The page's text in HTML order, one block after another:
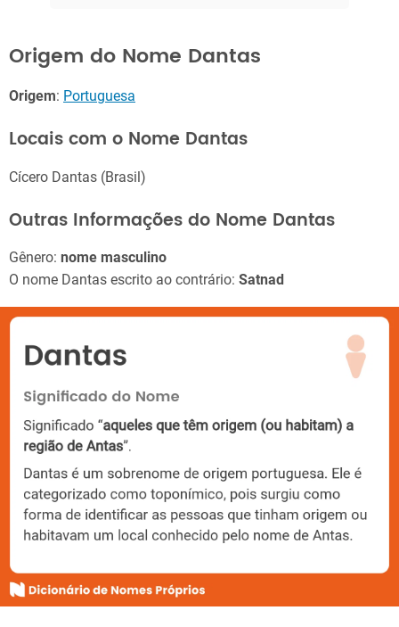
Origem do Nome Dantas
Origem: Portuguesa
Locais com o Nome Dantas
Cícero Dantas (Brasil)
Outras Informações do Nome Dantas
Gênero: nome masculino
O nome Dantas escrito ao contrário: Satnad